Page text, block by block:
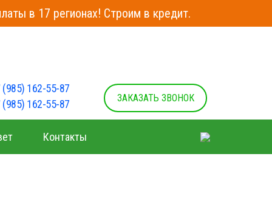
в 17 регионах! Строим в кредит.
(985) 162-55-87
(985) 162-55-87
ЗАКАЗАТЬ ЗВОНОК
Контакты